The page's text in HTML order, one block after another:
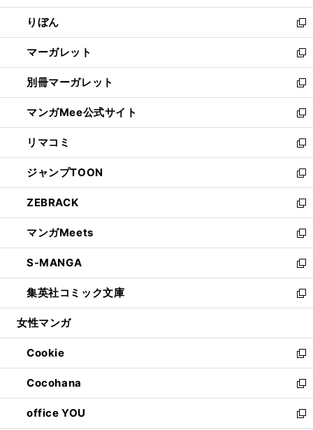
開
く
ウ
で
開
く
ン
ド
ウ
で
開
く
ウ
ィ
ン
ド
ウ
で
開
く
りぼん
新
し
い
ウ
ィ
ン
ド
ウ
で
開
く
マーガレット
新
し
い
ウ
ィ
ン
ド
ウ
で
開
く
別冊マーガレット
新
し
い
ウ
ィ
ン
ド
ウ
で
開
く
マンガMee公式サイト
新
し
い
ウ
ィ
ン
ド
ウ
で
開
く
リマコミ
新
し
い
ウ
ィ
ン
ド
ウ
で
開
く
ジャンプTOON
新
し
い
ウ
ィ
ン
ド
ウ
で
開
ZEBRACK
新
し
い
ウ
ィ
ン
ド
ウ
開
く
マンガMeets
新
し
い
ウ
ィ
ン
ウ
で
開
く
S-MANGA
新
し
い
ウ
ン
ド
ウ
で
開
く
集英社コミック文庫
新
し
ウ
ィ
ン
ド
ウ
で
女性マンガ
Cookie
新
し
い
ウ
ィ
Cocohana
新
し
い
office YOU
新